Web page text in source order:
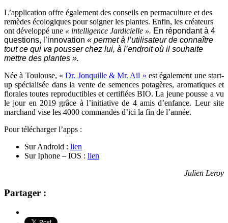
L’application offre également des conseils en permaculture et des
remèdes écologiques pour soigner les plantes. Enfin, les créateurs
ont développé une « intelligence Jardicielle ». En répondant à 4
questions, l’innovation « permet à l’utilisateur de connaître
tout ce qui va pousser chez lui, à l’endroit où il souhaite
mettre des plantes ».
Née à Toulouse, «Dr. Jonquille & Mr. Ail » est également une start-
upspécialisée dans la vente de semences potagères, aromatiques et
florales toutes reproductibles et certifiées BIO. La jeune pousse a vu
le jour en 2019 grâce à l’initiative de 4 amis d’enfance. Leur site
marchand vise les 4000 commandes d’ici la fin de l’année.
Pour télécharger l’apps :
Sur Android : lien
Sur Iphone – IOS : lien
Julien Leroy
Partager :